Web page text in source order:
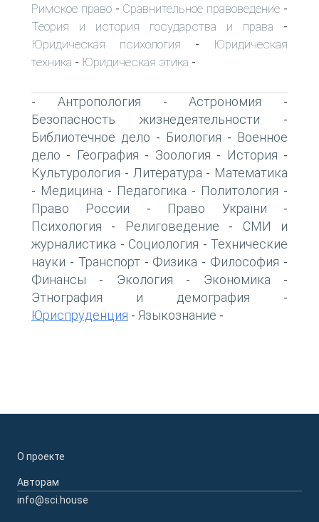
Римское право- Сравнительное правоведение -
Теория и история государства и права -
Юридическая психология -
Юридическая
техника - Юридическая этика -
- Антропология -Астрономия -
Безопасность жизнедеятельности -
Библиотечное дело - Биология - Военное
дело - География - Зоология - История -
Культурология - Литература - Математика
- Медицина - Педагогика - Политология -
Право России - Право України -
Психология - Религоведение - СМИ и
журналистика - Социология - Технические
науки - Транспорт- Физика - Философия -
Финансы - Экология - Экономика -
Этнография и демография -
Юриспруденция - Языкознание -
О проекте
Авторам
info@sci.house